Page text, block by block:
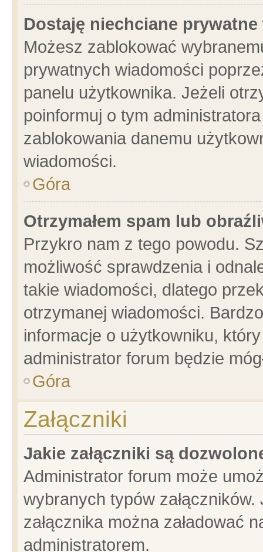
Dostaję niechciane
Możesz zablokować
prywatnych wiadomości
panelu użytkownika. Jeżeli
poinformuj o tym
zablokowania danemu
wiadomości.
Góra
Otrzymałem spam lub
Przykro nam z tego powodu.
możliwość sprawdzenia i
takie wiadomości, dlatego
otrzymanej wiadomości.
informacje o użytkowniku,
administrator forum będzie
Góra
Załączniki
Jakie załączniki są
Administrator forum może
wybranych typów
załącznika można załadować
administratorem.